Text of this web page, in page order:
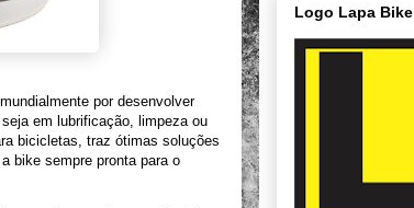
por desenvolver
em lubrificação, limpeza ou
bicicletas, traz ótimas soluções
bike sempre pronta para o
Logo Lapa Bike